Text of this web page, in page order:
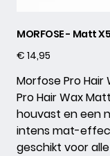
MORFOSE - Matt X5
Prijs
€ 14,95
Morfose Pro Hair
Pro Hair Wax
houvast en een
intens mat-
geschikt voor